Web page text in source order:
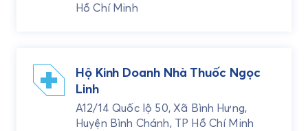
Hồ Chí Minh
Hộ Kinh Doanh Nhà Thuốc Ngọc
Linh
A12/14 Quốc lộ 50, Xã Bình Hưng,
Huyện Bình Chánh, TP Hồ Chí Minh